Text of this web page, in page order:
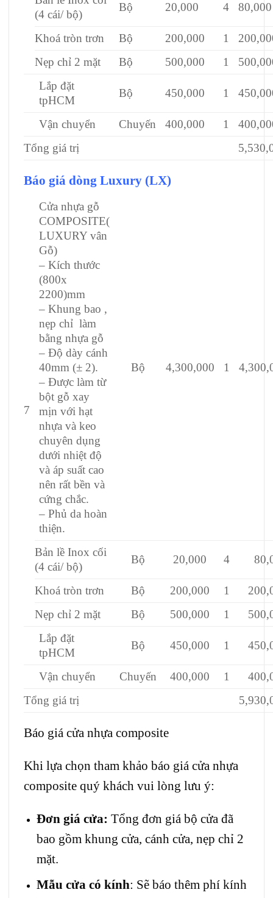
(4 cái/ bộ)
Bộ 20,000 4 80,000
Khoá tròn trơn Bộ 200,000 1
Nẹp chỉ 2 mặt
Bộ 500,000 1
Lắp đặt
tpHCM
Bộ 450,000 1
Vận chuyển Chuyến 400,000 1
Tổng giá trị
Báo giá dòng Luxury (LX)
7
Cửa nhựa gỗ
COMPOSITE(
LUXURY vân
Gỗ)
– Kích thước
(800x
2200)mm
– Khung bao ,
nẹp chỉ làm
bằng nhựa gỗ
– Độ dày cánh
40mm (± 2).
– Được làm từ
bột gỗ xay
mịn với hạt
nhựa và keo
chuyên dụng
dưới nhiệt độ
và áp suất cao
nên rất bền và
cứng chắc.
– Phủ da hoàn
thiện.
Bộ 4,300,000 1
Bản lề Inox cối
(4 cái/ bộ)
Bộ 20,000 4
Khoá tròn trơn Bộ 200,000 1
Nẹp chỉ 2 mặt
Bộ 500,000 1
Lắp đặt
tpHCM
Bộ 450,000 1
Vận chuyển Chuyến 400,000 1
Tổng giá trị
Báo giá cửa nhựa composite
Khi lựa chọn tham khảo báo giá cửa nhựa
composite quý khách vui lòng lưu ý:
Đơn giá cửa: Tổng đơn giá bộ cửa đã
bao gồm khung cửa, cánh cửa, nẹp chỉ 2
mặt.
Mẫu cửa có kính: Sẽ báo thêm phí kính